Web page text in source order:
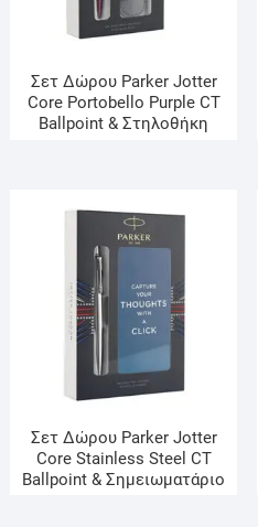
Σετ Δώρου Parker Jotter
Core Portobello Purple CT
Ballpoint & Στηλοθήκη
Σετ Δώρου Parker Jotter
Core Stainless Steel CT
Ballpoint & Σημειωματάριο